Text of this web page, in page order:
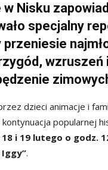
Nisku
specjalny
przeniesie
wzruszeń
dzieci animacje i
kontynuacja popularnej
18 i 19 lutego o godz.
Iggy”.